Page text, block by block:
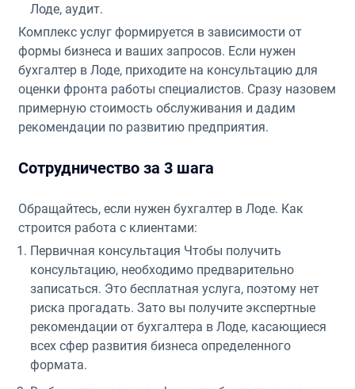
Лоде, аудит.
Комплекс услуг формируется в зависимости от
формы бизнеса и ваших запросов. Если нужен
бухгалтер в Лоде, приходите на консультацию для
оценки фронта работы специалистов. Сразу назовем
примерную стоимость обслуживания и дадим
рекомендации по развитию предприятия.
Сотрудничество за 3 шага
Обращайтесь, если нужен бухгалтер в Лоде. Как
строится работа с клиентами:
Первичная консультация Чтобы получить
консультацию, необходимо предварительно
записаться. Это бесплатная услуга, поэтому нет
риска прогадать. Зато вы получите экспертные
рекомендации от бухгалтера в Лоде, касающиеся
всех сфер развития бизнеса определенного
формата.